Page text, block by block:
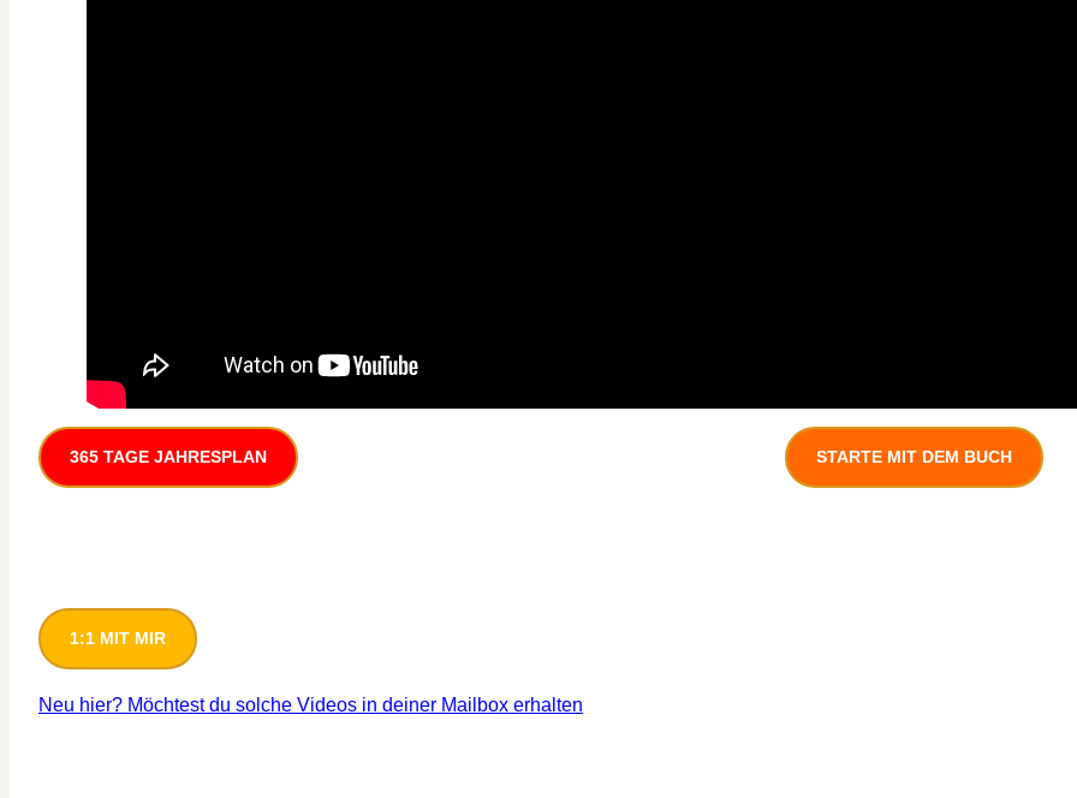
365 TAGE JAHRESPLAN
1:1 MIT MIR
STARTE MIT DEM BUCH
Neu hier? Möchtest du solche Videos in deiner Mailbox erhalten